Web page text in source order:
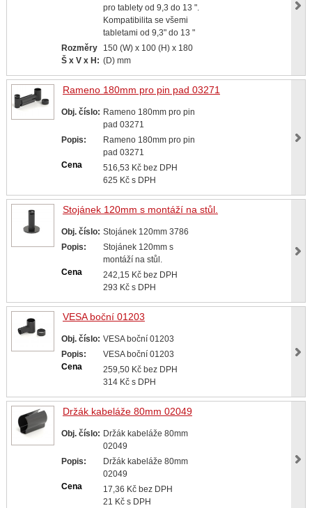
pro tablety od 9,3 do 13 ".
Kompatibilita se všemi
tabletami od 9,3" do 13 "
Rozměry
Š x V x H:
150 (W) x 100 (H) x 180
(D) mm
Rameno 180mm pro pin pad 03271
Obj. číslo: Rameno 180mm pro pin
pad 03271
Popis:
Rameno 180mm pro pin
pad 03271
Cena
516,53 Kč bez DPH
625 Kč s DPH
Stojánek 120mm s montáží na stůl.
Obj. číslo: Stojánek 120mm 3786
Popis:
Stojánek 120mm s
montáží na stůl.
Cena
242,15 Kč bez DPH
293 Kč s DPH
VESA boční 01203
Obj. číslo: VESA boční 01203
Popis:
VESA boční 01203
Cena
259,50 Kč bez DPH
314 Kč s DPH
Držák kabeláže 80mm 02049
Obj. číslo: Držák kabeláže 80mm
02049
Popis:
Držák kabeláže 80mm
02049
Cena
17,36 Kč bez DPH
21 Kč s DPH